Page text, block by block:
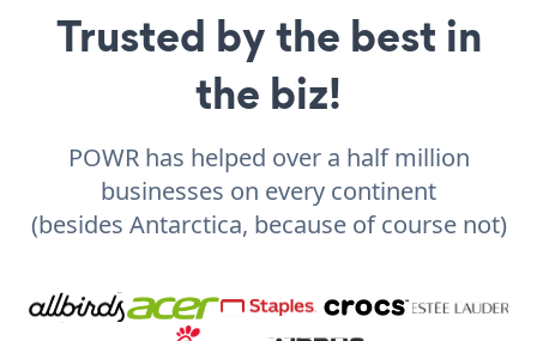
Trusted by the best in
the biz!
POWR has helped over a half million
businesses on every continent
(besides Antarctica, because of course not)